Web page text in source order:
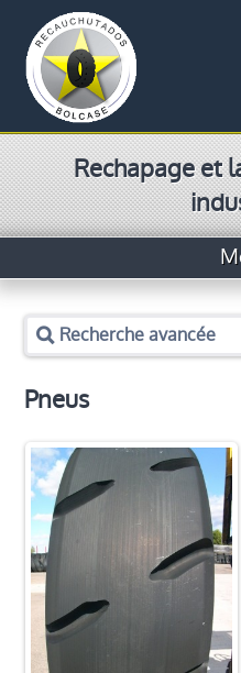
Rechapage et
Recherche avancée
Pneus